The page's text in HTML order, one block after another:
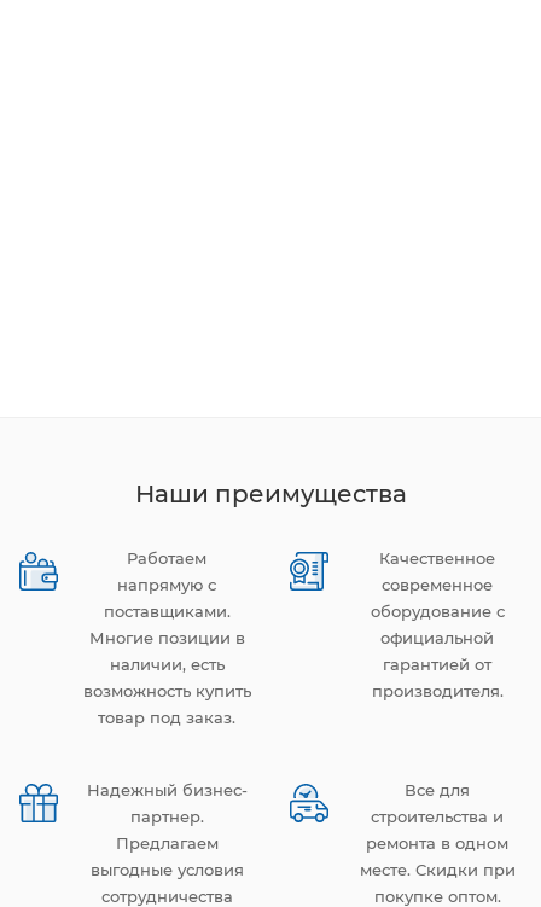
Наши преимущества
Работаем
напрямую с
поставщиками.
Многие позиции в
наличии, есть
возможность купить
товар под заказ.
Качественное
современное
оборудование с
официальной
гарантией от
производителя.
Надежный бизнес-
партнер.
Предлагаем
выгодные условия
сотрудничества
Все для
строительства и
ремонта в одном
месте. Скидки при
покупке оптом.